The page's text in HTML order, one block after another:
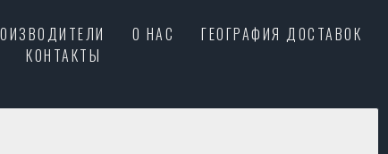
О НАС ГЕОГРАФИЯ ДОСТАВОК
КОНТАКТЫ